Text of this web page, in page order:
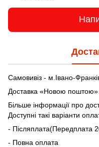
Самовивіз - м.Івано-
Доставка «Новою поштою»
Більше інформації про
Доступні такі варіанти
- Післяплата(Передплата
- Повна оплата